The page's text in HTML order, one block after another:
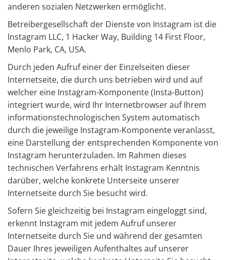
anderen sozialen Netzwerken ermöglicht.
Betreibergesellschaft der Dienste von Instagram ist die
Instagram LLC, 1 Hacker Way, Building 14 First Floor,
Menlo Park, CA, USA.
Durch jeden Aufruf einer der Einzelseiten dieser
Internetseite, die durch uns betrieben wird und auf
welcher eine Instagram-Komponente (Insta-Button)
integriert wurde, wird Ihr Internetbrowser auf Ihrem
informationstechnologischen System automatisch
durch die jeweilige Instagram-Komponente veranlasst,
eine Darstellung der entsprechenden Komponente von
Instagram herunterzuladen. Im Rahmen dieses
technischen Verfahrens erhält Instagram Kenntnis
darüber, welche konkrete Unterseite unserer
Internetseite durch Sie besucht wird.
Sofern Sie gleichzeitig bei Instagram eingeloggt sind,
erkennt Instagram mit jedem Aufruf unserer
Internetseite durch Sie und während der gesamten
Dauer Ihres jeweiligen Aufenthaltes auf unserer